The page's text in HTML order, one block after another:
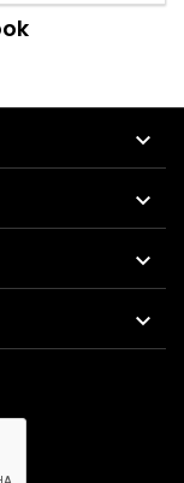



